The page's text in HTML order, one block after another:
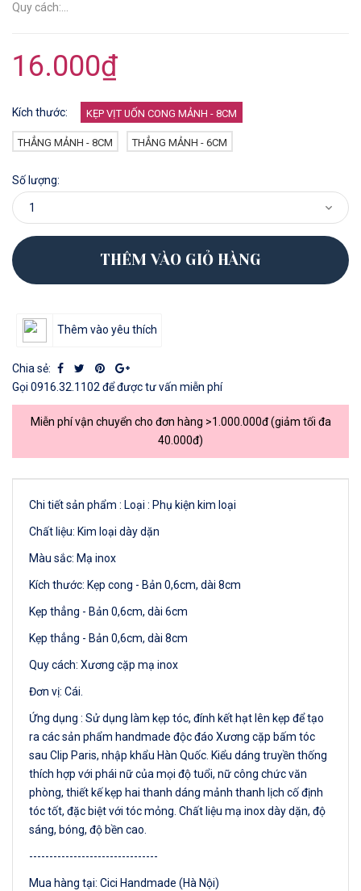
Quy cách:...
16.000₫
Kích thước: KẸP VỊT UỐN CONG MẢNH - 8CM
THẲNG MẢNH - 8CM THẲNG MẢNH - 6CM
Số lượng:
THÊM VÀO GIỎ HÀNG
Thêm vào yêu thích
Chia sẻ:
Gọi 0916.32.1102để được tư vấn miễn phí
Miễn phí vận chuyển cho đơn hàng >1.000.000đ (giảm tối đa
40.000đ)
Chi tiết sản phẩm : Loại : Phụ kiện kim loại
Chất liệu: Kim loại dày dặn
Màu sắc: Mạ inox
Kích thước: Kẹp cong - Bản 0,6cm, dài 8cm
Kẹp thẳng - Bản 0,6cm, dài 6cm
Kẹp thẳng - Bản 0,6cm, dài 8cm
Quy cách: Xương cặp mạ inox
Đơn vị: Cái.
Ứng dụng : Sử dụng làm kẹp tóc, đính kết hạt lên kẹp để tạo
ra các sản phẩm handmade độc đáo Xương cặp bấm tóc
sau Clip Paris, nhập khẩu Hàn Quốc. Kiểu dáng truyền thống
thích hợp với phái nữ của mọi độ tuổi, nữ công chức văn
phòng, thiết kế kẹp hai thanh dáng mảnh thanh lịch cố định
tóc tốt, đặc biệt với tóc mỏng. Chất liệu mạ inox dày dặn, độ
sáng, bóng, độ bền cao.
--------------------------------
Mua hàng tại: Cici Handmade (Hà Nội)